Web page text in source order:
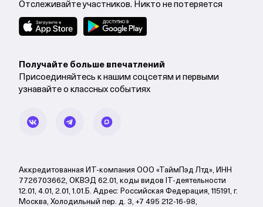
Отслеживайте участников. Никто не потеряется
Получайте больше впечатлений
Присоединяйтесь к нашим соцсетям и первыми
узнавайте о классных событиях
Аккредитованная ИТ-компания ООО «ТаймПэд Лтд», ИНН
7726703662, ОКВЭД 62.01, коды видов IT-деятельности
12.01, 4.01, 2.01, 1.01.Б. Адрес: Российская Федерация, 115191, г.
Москва, Холодильный пер. д. 3, +7 495 212-16-98,